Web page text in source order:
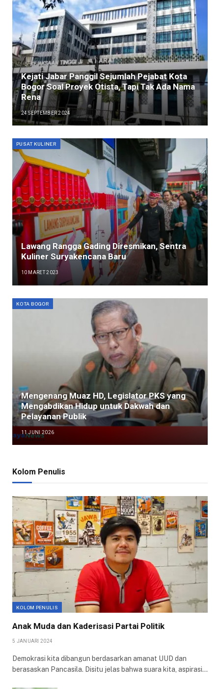
Kejati Jabar Panggil Sejumlah Pejabat Kota
Bogor Soal Proyek Otista, Tapi Tak Ada Nama
Rena
24 SEPTEMBER 2024
PUSAT KULINER
Lawang Rangga Gading Diresmikan, Sentra
Kuliner Suryakencana Baru
10 MARET 2023
KOTA BOGOR
Mengenang Muaz HD, Legislator PKS yang
Mengabdikan Hidup untuk Dakwah dan
Pelayanan Publik
11 JUNI 2026
Kolom Penulis
KOLOM PENULIS
Anak Muda dan Kaderisasi Partai Politik
5 JANUARI 2024
Demokrasi kita dibangun berdasarkan amanat UUD dan
berasaskan Pancasila. Disitu jelas bahwa suara kita, aspirasi…